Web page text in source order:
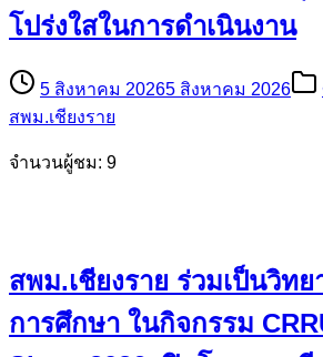
โปร่งใสในการดำเนินงาน
5 สิงหาคม 20265 สิงหาคม 2026
สพม.เชียงราย
จำนวนผู้ชม: 9
สพม.เชียงราย ร่วมเป็นวิท
การศึกษา ในกิจกรรม